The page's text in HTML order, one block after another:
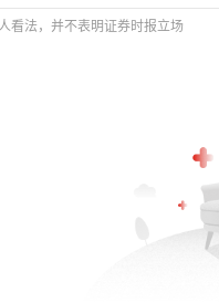
看法，并不表明证券时报立场